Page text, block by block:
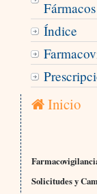
Fármacos
Índice
Inicio
Solicitudes y